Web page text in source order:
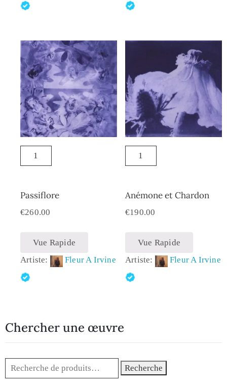
Passiflore
€260.00
Vue Rapide
Artiste:
Fleur A Irvine
Anémone et Chardon
€190.00
Vue Rapide
Artiste:
Fleur A Irvine
Chercher une œuvre
Recherche